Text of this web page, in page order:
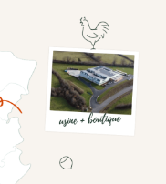
culinaires
Boisson
poudre
Fruits
secs